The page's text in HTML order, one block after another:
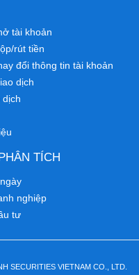
tài khoản
rút tiền
đổi thông tin tài khoản
dịch
dịch
TÍCH
nghiệp
tư
SECURITIES VIETNAM CO., LTD.